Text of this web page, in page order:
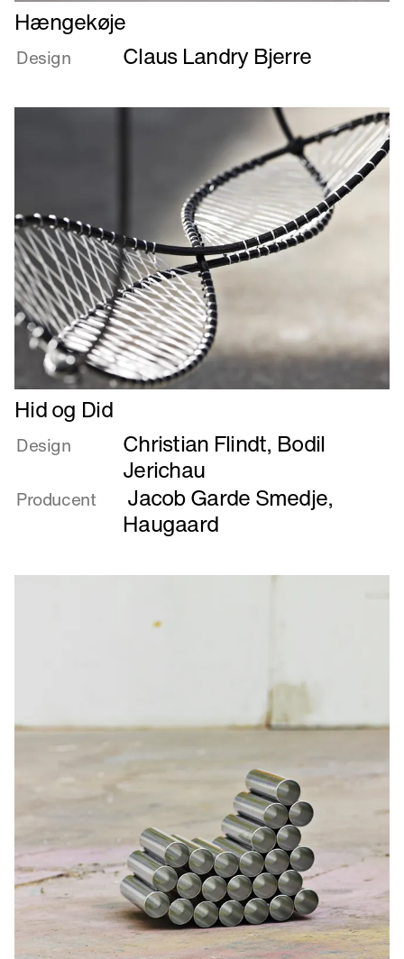
Læs
mere
om
Hængekøje
Design Claus Landry Bjerre
Læs
mere
om
Did
Hid og Did
Design Christian Flindt, Bodil
Jerichau
Producent Jacob Garde Smedje,
Haugaard